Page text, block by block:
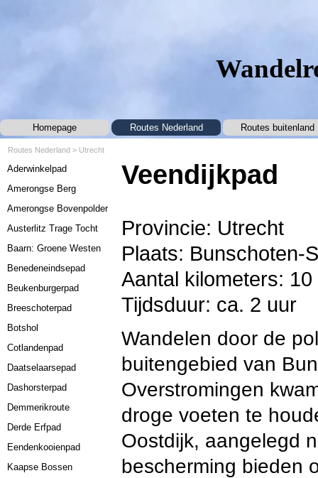
Homepage Routes Nederland ▼
Routes buitenland
Routes Nederland > Utrecht
Aderwinkelpad
Amerongse Berg
Amerongse Bovenpolder
Austerlitz Trage Tocht
Baarn: Groene Westen
Benedeneindsepad
Beukenburgerpad
Breeschoterpad
Botshol
Cotlandenpad
Daatselaarsepad
Dashorsterpad
Demmerikroute
Derde Erfpad
Eendenkooienpad
Kaapse Bossen
Veendijkpad
Provincie: Utrecht
Plaats: Bunschoten-
Aantal kilometers: 10
Tijdsduur: ca. 2 uur
Wandelen door de
buitengebied van
Overstromingen
droge voeten te
Oostdijk, aangelegd
bescherming bieden